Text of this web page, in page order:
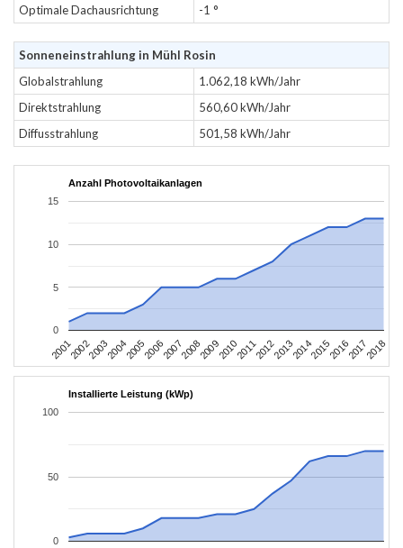
Optimale Dachausrichtung
-1 °
Sonneneinstrahlung in Mühl Rosin
Globalstrahlung
1.062,18 kWh/Jahr
Direktstrahlung
560,60 kWh/Jahr
Diffusstrahlung
501,58 kWh/Jahr
Anzahl Photovoltaikanlagen
200120022003200420052006200720082009201020112012201320142015201620172018
0
5
10
15
Installierte Leistung (kWp)
0
50
100